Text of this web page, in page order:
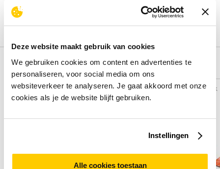
Deze website maakt gebruik van cookies
We gebruiken cookies om content en advertenties te
personaliseren, voor social media om ons
websiteverkeer te analyseren. Je gaat akkoord met onze
cookies als je de website blijft gebruiken.
Instellingen
Alle cookies toestaan
Schrijf een review
Alternatieven
Vergelijk Vergelijk